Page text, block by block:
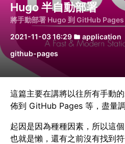
Hugo 半自動部署
將手動部署 Hugo 到 GitHub Pages
2021-11-03 16:29 folder application
github-pages
這篇主要在講將以往所有手動
佈到 GitHub Pages 等，盡量
起因是因為種種因素，所以這
也就是懶，還有之前沒有找到